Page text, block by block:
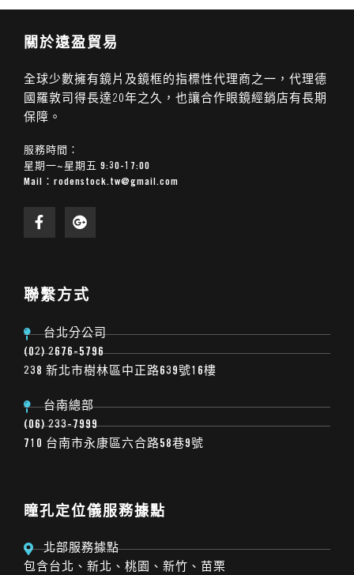
關於遠盈貿易
全球少數擁有鏡片及鏡框的指標性代理商之一，代理德
國羅敦司得長達20年之久，也讓合作眼鏡經銷店有長期
保障。
服務時間：
星期一~星期五 9:30-17:00
Mail： rodenstock.tw@gmail.com
聯繫方式
台北分公司
(02) 2676-5796
238 新北市樹林區中正路639號16樓
台南總部
(06) 233-7999
710 台南市永康區六合路58巷9號
瞳孔定位儀服務據點
北部服務據點
包含台北、新北、桃園、新竹、苗栗